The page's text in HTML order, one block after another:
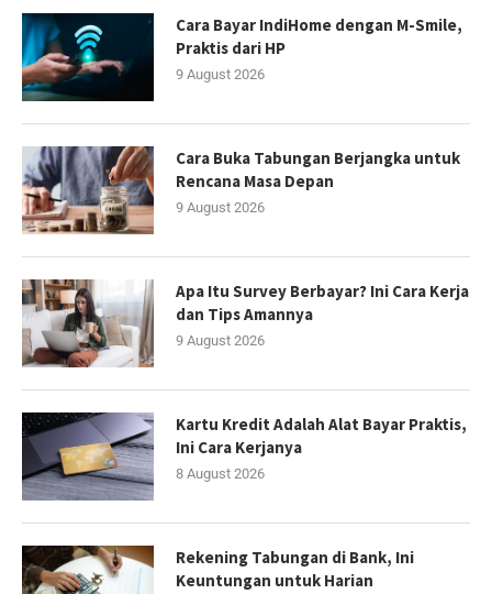
Cara Bayar IndiHome dengan M-Smile,
Praktis dari HP
9 August 2026
Cara Buka Tabungan Berjangka untuk
Rencana Masa Depan
9 August 2026
Apa Itu Survey Berbayar? Ini Cara Kerja
dan Tips Amannya
9 August 2026
Kartu Kredit Adalah Alat Bayar Praktis,
Ini Cara Kerjanya
8 August 2026
Rekening Tabungan di Bank, Ini
Keuntungan untuk Harian